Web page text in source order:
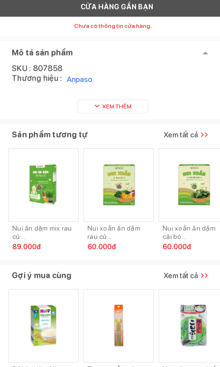
CỬA HÀNG GẦN BẠN
Chưa có thông tin cửa hàng.
Mô tả sản phẩm
SKU : 807858
Thương hiệu : Anpaso
XEM THÊM
Sản phẩm tương tự Xem tất cả
Nui ăn dặm mix rau
củ ...
89.000đ
Nui xoắn ăn dặm
rau củ...
60.000đ
Nui xoắn ăn dặm
cải bó...
60.000đ
Gợi ý mua cùng Xem tất cả